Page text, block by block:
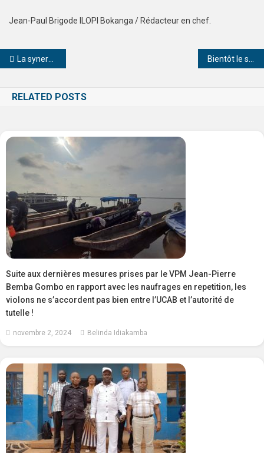
Jean-Paul Brigode ILOPI Bokanga / Rédacteur en chef.
La synergie des syndicats des enseignants rappelle au gouvernement ses engagements! Bientôt le système de paiement des supermarchés et autres activités similaires sera connecté au serveur de la DGI
RELATED POSTS
Suite aux dernières mesures prises par le VPM Jean-Pierre
Bemba Gombo en rapport avec les naufrages en repetition, les
violons ne s’accordent pas bien entre l’UCAB et l’autorité de
tutelle !
novembre 2, 2024 Belinda Idiakamba